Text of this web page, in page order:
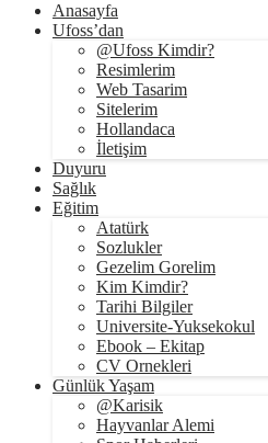
Anasayfa
Ufoss’dan
@Ufoss Kimdir?
Resimlerim
Web Tasarim
Sitelerim
Hollandaca
İletişim
Duyuru
Sağlık
Eğitim
Atatürk
Sozlukler
Gezelim Gorelim
Kim Kimdir?
Tarihi Bilgiler
Universite-Yuksekokul
Ebook – Ekitap
CV Ornekleri
Günlük Yaşam
@Karisik
Hayvanlar Alemi